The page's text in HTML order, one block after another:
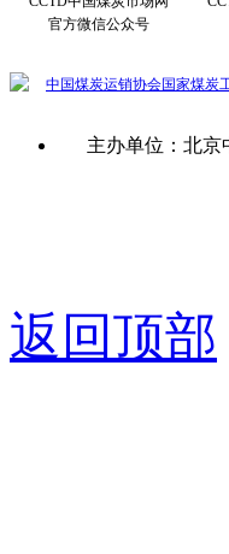
官方微信公众号
中国煤炭运销协会国家煤炭
主办单位：北京
返回顶部